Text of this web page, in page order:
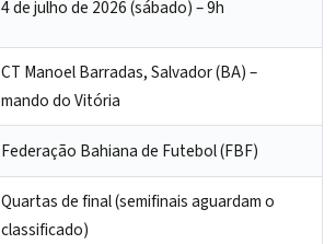
4 de julho de 2026 (sábado) – 9h
CT Manoel Barradas, Salvador (BA) –
mando do Vitória
Federação Bahiana de Futebol (FBF)
Quartas de final (semifinais aguardam o
classificado)